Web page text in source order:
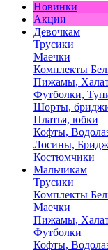
Новинки
Акции
Девочкам
Трусики
Маечки
Комплекты
Пижамы,
Футболки,
Шорты,
Платья, юбки
Кофты,
Лосины,
Костюмчики
Мальчикам
Трусики
Комплекты
Маечки
Пижамы,
Футболки
Кофты,